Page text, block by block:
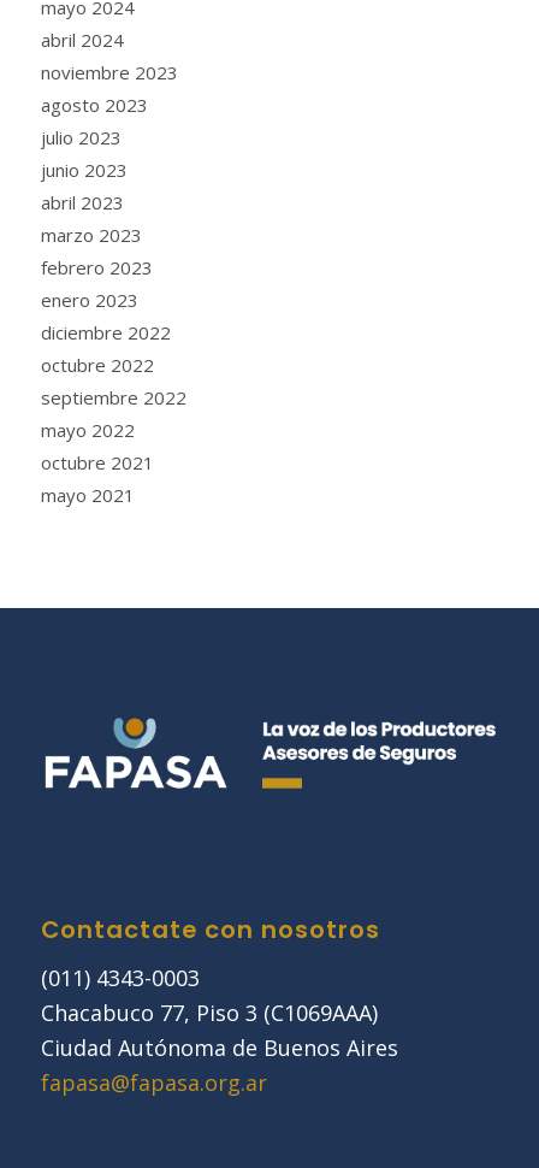
mayo 2024
abril 2024
noviembre 2023
agosto 2023
julio 2023
junio 2023
abril 2023
marzo 2023
febrero 2023
enero 2023
diciembre 2022
octubre 2022
septiembre 2022
mayo 2022
octubre 2021
mayo 2021
Contactate con nosotros
(011) 4343-0003
Chacabuco 77, Piso 3 (C1069AAA)
Ciudad Autónoma de Buenos Aires
fapasa@fapasa.org.ar